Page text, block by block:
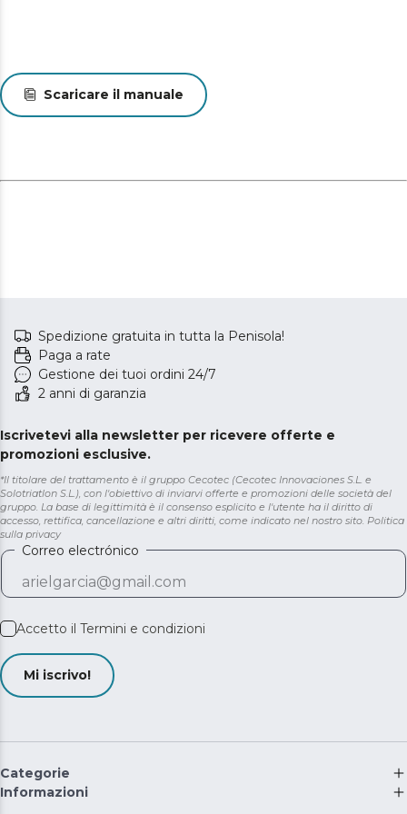
Scaricare il manuale
Spedizione gratuita in tutta la Penisola!
Paga a rate
Gestione dei tuoi ordini 24/7
2 anni di garanzia
Iscrivetevi alla newsletter per ricevere offerte e
promozioni esclusive.
*Il titolare del trattamento è il gruppo Cecotec (Cecotec Innovaciones S.L. e
Solotriatlon S.L.), con l'obiettivo di inviarvi offerte e promozioni delle società del
gruppo. La base di legittimità è il consenso esplicito e l'utente ha il diritto di
accesso, rettifica, cancellazione e altri diritti, come indicato nel nostro sito. Politica
sulla privacy
Correo electrónico
Accetto il Termini e condizioni
Mi iscrivo!
Categorie
Informazioni